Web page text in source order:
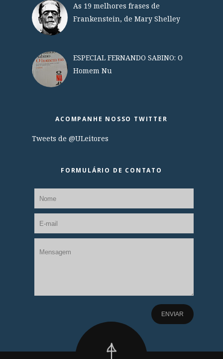
As 19 melhores frases de
Frankenstein, de Mary Shelley
ESPECIAL FERNANDO SABINO: O
Homem Nu
ACOMPANHE NOSSO TWITTER
Tweets de @ULeitores
FORMULÁRIO DE CONTATO